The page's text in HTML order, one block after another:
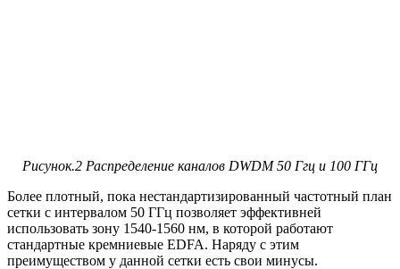
Рисунок.2 Распределение каналов DWDM 50 Ггц и 100 ГГц
Более плотный, пока нестандартизированный частотный план
сетки с интервалом 50 ГГц позволяет эффективней
использовать зону 1540-1560 нм, в которой работают
стандартные кремниевые EDFA. Наряду с этим
преимуществом у данной сетки есть свои минусы.